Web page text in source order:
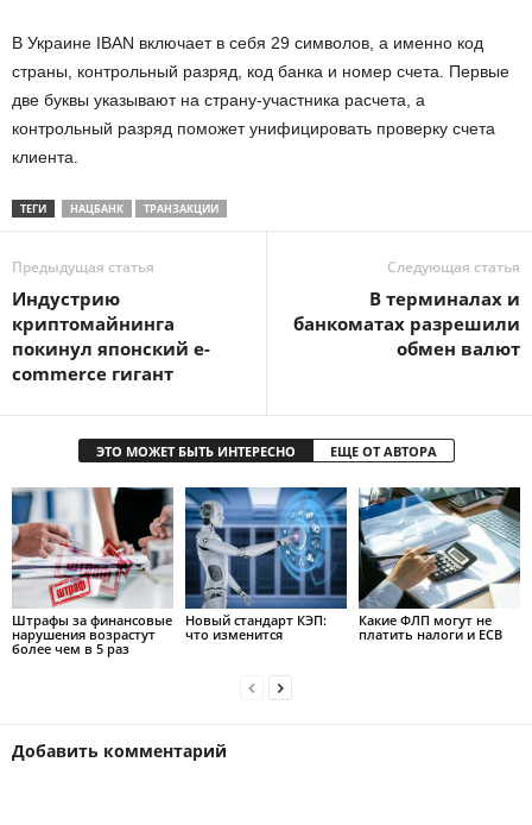
В Украине IBAN включает в себя 29 символов, а именно код
страны, контрольный разряд, код банка и номер счета. Первые
две буквы указывают на страну-участника расчета, а
контрольный разряд поможет унифицировать проверку счета
клиента.
ТЕГИ НАЦБАНК ТРАНЗАКЦИИ
Предыдущая статья
Индустрию
криптомайнинга
покинул японский e-
commerce гигант
Следующая статья
В терминалах и
банкоматах разрешили
обмен валют
ЭТО МОЖЕТ БЫТЬ ИНТЕРЕСНО ЕЩЕ ОТ АВТОРА
Штрафы за финансовые
нарушения возрастут
более чем в 5 раз
Новый стандарт КЭП:
что изменится
Какие ФЛП могут не
платить налоги и ЕСВ
Добавить комментарий